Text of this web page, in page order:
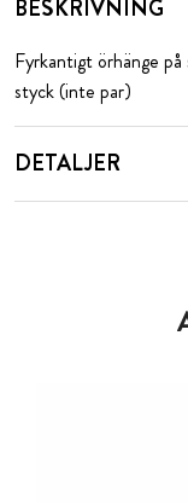
BESKRIVNING
Fyrkantigt örhänge
styck (inte par)
DETALJER